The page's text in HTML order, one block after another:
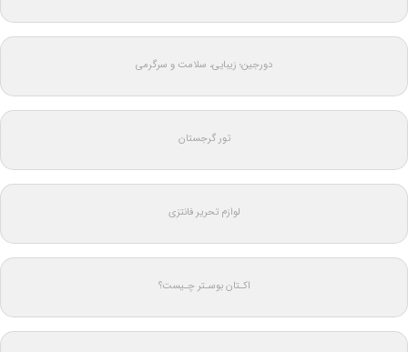
دورجین؛ زیبایی، سلامت و سرگرمی
تور گرجستان
لوازم تحریر فانتزی
اکـتان بوسـتر چـیست؟